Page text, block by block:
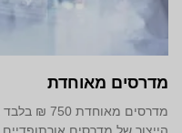
מדרסים מאוחדת